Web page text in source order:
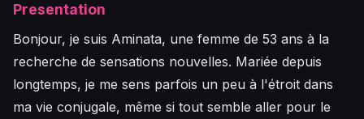
Presentation
Bonjour, je suis Aminata, une femme de 53 ans à la
recherche de sensations nouvelles. Mariée depuis
longtemps, je me sens parfois un peu à l'étroit dans
ma vie conjugale, même si tout semble aller pour le